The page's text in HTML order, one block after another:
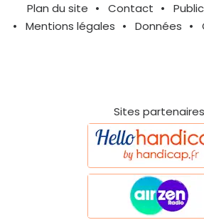
Plan du site Contact
Mentions légales
Données
Sites partenaires